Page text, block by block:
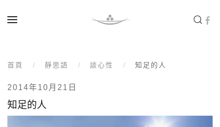
首頁 靜思語 談心性 知足的人
2014年10月21日
知足的人